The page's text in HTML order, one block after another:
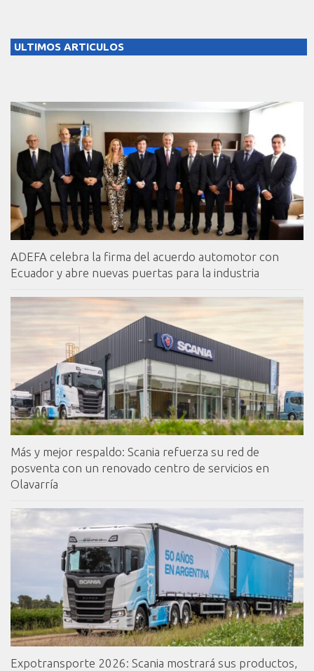
ULTIMOS ARTICULOS
ADEFA celebra la firma del acuerdo automotor con
Ecuador y abre nuevas puertas para la industria
Más y mejor respaldo: Scania refuerza su red de
posventa con un renovado centro de servicios en
Olavarría
Expotransporte 2026: Scania mostrará sus productos,